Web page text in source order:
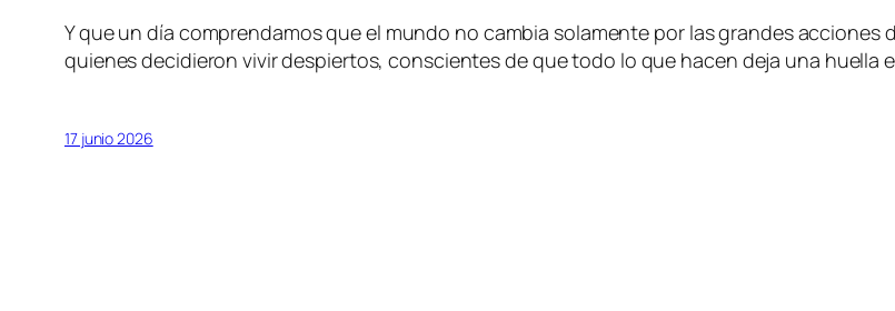
Y que un día comprendamos que el mundo no cambia solamente por las grandes
quienes decidieron vivir despiertos, conscientes de que todo lo que hacen deja una huella
17 junio 2026